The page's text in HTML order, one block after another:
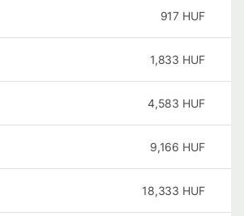
917 HUF
1,833 HUF
4,583 HUF
9,166 HUF
18,333 HUF